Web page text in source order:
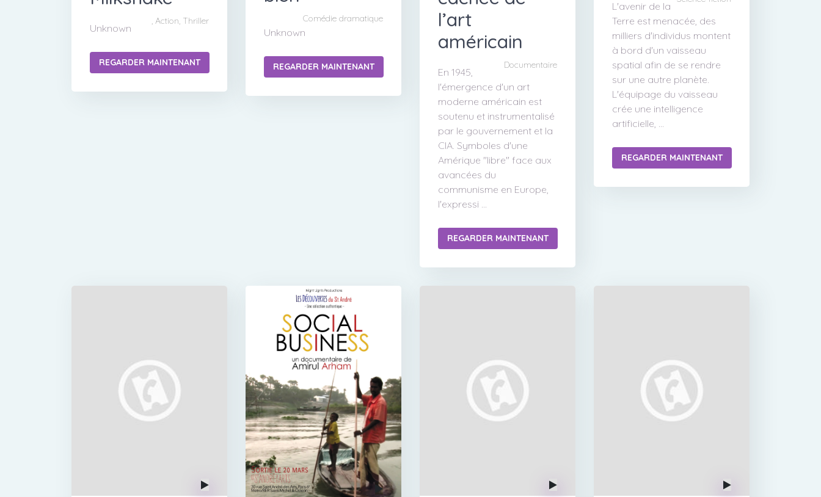
, Action, Thriller
Unknown
REGARDER MAINTENANT
Comédie dramatique
Unknown
REGARDER MAINTENANT
l’art
américain
Documentaire
En 1945,
l'émergence d'un art
moderne américain est
soutenu et instrumentalisé
par le gouvernement et la
CIA. Symboles d'une
Amérique "libre" face aux
avancées du
communisme en Europe,
l'expressi ...
REGARDER MAINTENANT
L'avenir de la
Terre est menacée, des
milliers d'individus montent
à bord d'un vaisseau
spatial afin de se rendre
sur une autre planète.
L'équipage du vaisseau
crée une intelligence
artificielle, ...
REGARDER MAINTENANT